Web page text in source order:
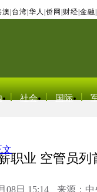
澳 台湾 华人 侨网 财经 金融
社会 国际
文
职业 空管员列
08日 15:14 来源：中